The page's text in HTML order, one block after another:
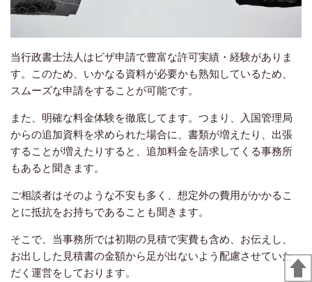
当行政書士法人はビザ申請で豊富な許可実績・経験がありま
す。このため、いかなる資料が必要かも熟知しているため、
スムーズな申請をすることが可能です。
また、明確な料金体験を徹底してます。つまり、入国管理局
からの追加資料を求められた場合に、書類が増えたり、出張
することが増えたりすると、追加料金を請求してくる事務所
もあると聞きます。
ご相談者はそのような不安も多く、想定外の費用がかかるこ
とに抵抗をお持ちであることも聞きます。
そこで、当事務所では初期の見積で実費も含め、お伝えし、
お出しした見積書の金額から足が出ないよう配慮させていた
だく運営をしております。